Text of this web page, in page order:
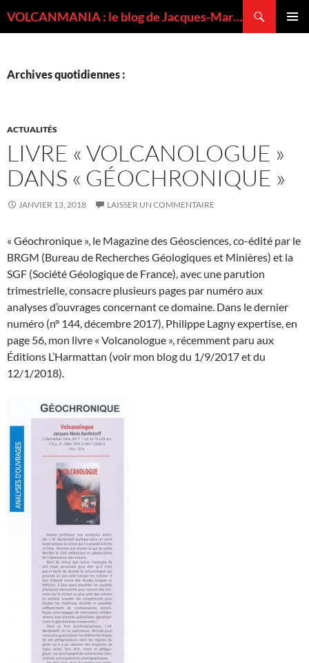
VOLCANMANIA : le blog de Jacques-Marie BARDINTZEFF, volcanologue
Archives quotidiennes :
ACTUALITÉS
LIVRE « VOLCANOLOGUE »
DANS « GÉOCHRONIQUE »
JANVIER 13, 2018 LAISSER UN COMMENTAIRE
« Géochronique », le Magazine des Géosciences, co-édité par le
BRGM (Bureau de Recherches Géologiques et Minières) et la
SGF (Société Géologique de France), avec une parution
trimestrielle, consacre plusieurs pages par numéro aux
analyses d’ouvrages concernant ce domaine. Dans le dernier
numéro (n° 144, décembre 2017), Philippe Lagny expertise, en
page 56, mon livre « Volcanologue », récemment paru aux
Éditions L’Harmattan (voir mon blog du 1/9/2017 et du
12/1/2018).